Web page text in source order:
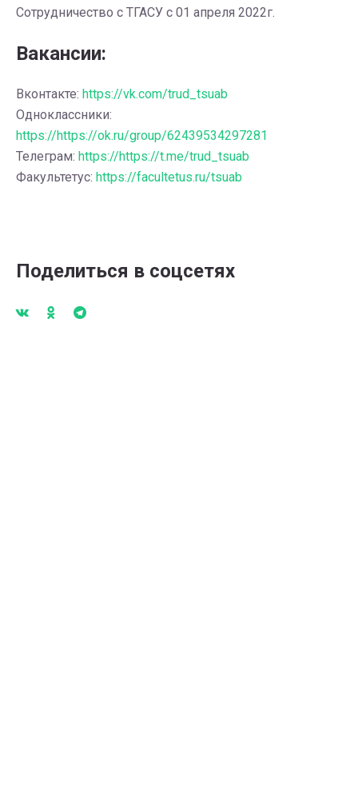
Сотрудничество с ТГАСУ с 01 апреля 2022г.
Вакансии:
Вконтакте: https://vk.com/trud_tsuab
Одноклассники:
https://https://ok.ru/group/62439534297281
Телеграм: https://https://t.me/trud_tsuab
Факультетус: https://facultetus.ru/tsuab
Поделиться в соцсетях